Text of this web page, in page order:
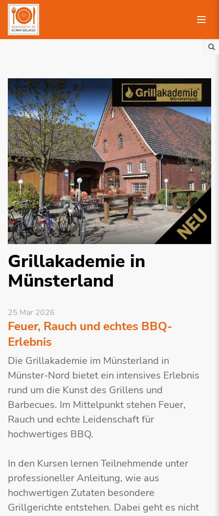
Grillakademie in
Münsterland
25 Mar 2026
Feuer, Rauch und echtes BBQ-
Erlebnis
Die Grillakademie im Münsterland in
Münster-Nord bietet ein intensives Erlebnis
rund um die Kunst des Grillens und
Barbecues. Im Mittelpunkt stehen Feuer,
Rauch und echte Leidenschaft für
hochwertiges BBQ.
In den Kursen lernen Teilnehmende unter
professioneller Anleitung, wie aus
hochwertigen Zutaten besondere
Grillgerichte entstehen. Dabei geht es nicht